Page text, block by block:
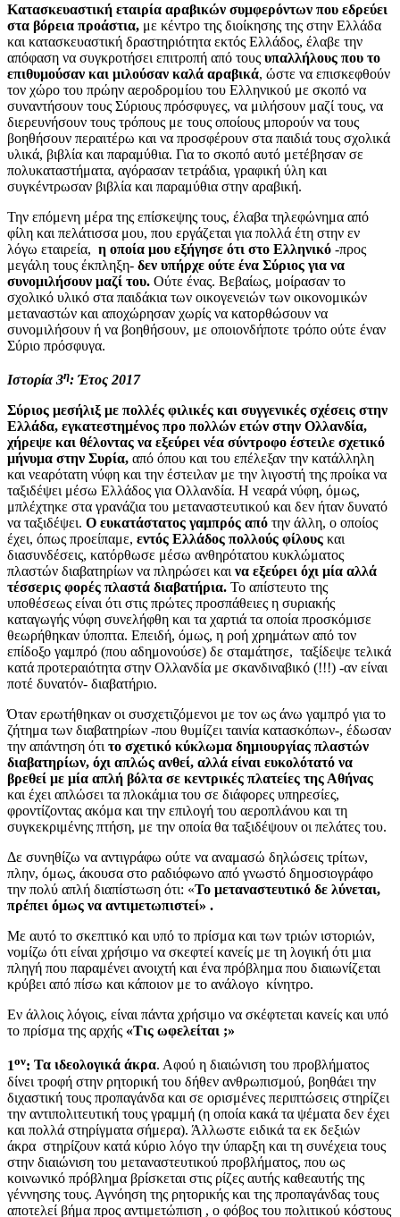
Κατασκευαστική εταιρία αραβικών συμφερόντων που εδρεύει
στα βόρεια προάστια, με κέντρο της διοίκησης της στην Ελλάδα
και κατασκευαστική δραστηριότητα εκτός Ελλάδος, έλαβε την
απόφαση να συγκροτήσει επιτροπή από τους υπαλλήλους που το
επιθυμούσαν και μιλούσαν καλά αραβικά, ώστε να επισκεφθούν
τον χώρο του πρώην αεροδρομίου του Ελληνικού με σκοπό να
συναντήσουν τους Σύριους πρόσφυγες, να μιλήσουν μαζί τους, να
διερευνήσουν τους τρόπους με τους οποίους μπορούν να τους
βοηθήσουν περαιτέρω και να προσφέρουν στα παιδιά τους σχολικά
υλικά, βιβλία και παραμύθια. Για το σκοπό αυτό μετέβησαν σε
πολυκαταστήματα, αγόρασαν τετράδια, γραφική ύλη και
συγκέντρωσαν βιβλία και παραμύθια στην αραβική.
Την επόμενη μέρα της επίσκεψης τους, έλαβα τηλεφώνημα από
φίλη και πελάτισσα μου, που εργάζεται για πολλά έτη στην εν
λόγω εταιρεία, η οποία μου εξήγησε ότι στο Ελληνικό -προς
μεγάλη τους έκπληξη- δεν υπήρχε ούτε ένα Σύριος για να
συνομιλήσουν μαζί του. Ούτε ένας. Βεβαίως, μοίρασαν το
σχολικό υλικό στα παιδάκια των οικογενειών των οικονομικών
μεταναστών και αποχώρησαν χωρίς να κατορθώσουν να
συνομιλήσουν ή να βοηθήσουν, με οποιονδήποτε τρόπο ούτε έναν
Σύριο πρόσφυγα.
Ιστορία 3η: Έτος 2017
Σύριος μεσήλιξ με πολλές φιλικές και συγγενικές σχέσεις στην
Ελλάδα, εγκατεστημένος προ πολλών ετών στην Ολλανδία,
χήρεψε και θέλοντας να εξεύρει νέα σύντροφο έστειλε σχετικό
μήνυμα στην Συρία, από όπου και του επέλεξαν την κατάλληλη
και νεαρότατη νύφη και την έστειλαν με την λιγοστή της προίκα να
ταξιδέψει μέσω Ελλάδος για Ολλανδία. Η νεαρά νύφη, όμως,
μπλέχτηκε στα γρανάζια του μεταναστευτικού και δεν ήταν δυνατό
να ταξιδέψει. Ο ευκατάστατος γαμπρός από την άλλη, ο οποίος
έχει, όπως προείπαμε, εντός Ελλάδος πολλούς φίλους και
διασυνδέσεις, κατόρθωσε μέσω ανθηρότατου κυκλώματος
πλαστών διαβατηρίων να πληρώσει και να εξεύρει όχι μία αλλά
τέσσερις φορές πλαστά διαβατήρια. Το απίστευτο της
υποθέσεως είναι ότι στις πρώτες προσπάθειες η συριακής
καταγωγής νύφη συνελήφθη και τα χαρτιά τα οποία προσκόμισε
θεωρήθηκαν ύποπτα. Επειδή, όμως, η ροή χρημάτων από τον
επίδοξο γαμπρό (που αδημονούσε) δε σταμάτησε, ταξίδεψε τελικά
κατά προτεραιότητα στην Ολλανδία με σκανδιναβικό (!!!) -αν είναι
ποτέ δυνατόν- διαβατήριο.
Όταν ερωτήθηκαν οι συσχετιζόμενοι με τον ως άνω γαμπρό για το
ζήτημα των διαβατηρίων -που θυμίζει ταινία κατασκόπων-, έδωσαν
την απάντηση ότι το σχετικό κύκλωμα δημιουργίας πλαστών
διαβατηρίων, όχι απλώς ανθεί, αλλά είναι ευκολότατό να
βρεθεί με μία απλή βόλτα σε κεντρικές πλατείες της Αθήνας
και έχει απλώσει τα πλοκάμια του σε διάφορες υπηρεσίες,
φροντίζοντας ακόμα και την επιλογή του αεροπλάνου και τη
συγκεκριμένης πτήση, με την οποία θα ταξιδέψουν οι πελάτες του.
Δε συνηθίζω να αντιγράφω ούτε να αναμασώ δηλώσεις τρίτων,
πλην, όμως, άκουσα στο ραδιόφωνο από γνωστό δημοσιογράφο
την πολύ απλή διαπίστωση ότι: «Το μεταναστευτικό δε λύνεται,
πρέπει όμως να αντιμετωπιστεί» .
Με αυτό το σκεπτικό και υπό το πρίσμα και των τριών ιστοριών,
νομίζω ότι είναι χρήσιμο να σκεφτεί κανείς με τη λογική ότι μια
πληγή που παραμένει ανοιχτή και ένα πρόβλημα που διαιωνίζεται
κρύβει από πίσω και κάποιον με το ανάλογο κίνητρο.
Εν άλλοις λόγοις, είναι πάντα χρήσιμο να σκέφτεται κανείς και υπό
το πρίσμα της αρχής «Τις ωφελείται ;»
1ον: Τα ιδεολογικά άκρα. Αφού η διαιώνιση του προβλήματος
δίνει τροφή στην ρητορική του δήθεν ανθρωπισμού, βοηθάει την
διχαστική τους προπαγάνδα και σε ορισμένες περιπτώσεις στηρίζει
την αντιπολιτευτική τους γραμμή (η οποία κακά τα ψέματα δεν έχει
και πολλά στηρίγματα σήμερα). Άλλωστε ειδικά τα εκ δεξιών
άκρα στηρίζουν κατά κύριο λόγο την ύπαρξη και τη συνέχεια τους
στην διαιώνιση του μεταναστευτικού προβλήματος, που ως
κοινωνικό πρόβλημα βρίσκεται στις ρίζες αυτής καθεαυτής της
γέννησης τους. Αγνόηση της ρητορικής και της προπαγάνδας τους
αποτελεί βήμα προς αντιμετώπιση , ο φόβος του πολιτικού κόστους